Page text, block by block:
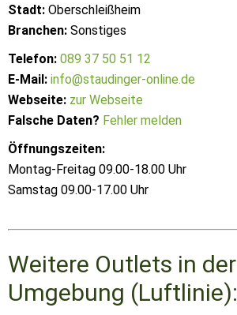
Stadt: Oberschleißheim
Branchen: Sonstiges
Telefon: 089 37 50 51 12
E-Mail: info@staudinger-online.de
Webseite: zur Webseite
Falsche Daten? Fehler melden
Öffnungszeiten:
Montag-Freitag 09.00-18.00 Uhr
Samstag 09.00-17.00 Uhr
Weitere Outlets in der
Umgebung (Luftlinie):